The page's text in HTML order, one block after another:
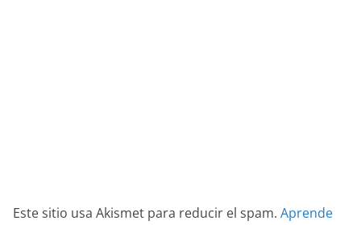
Este sitio usa Akismet para reducir el spam. Aprende